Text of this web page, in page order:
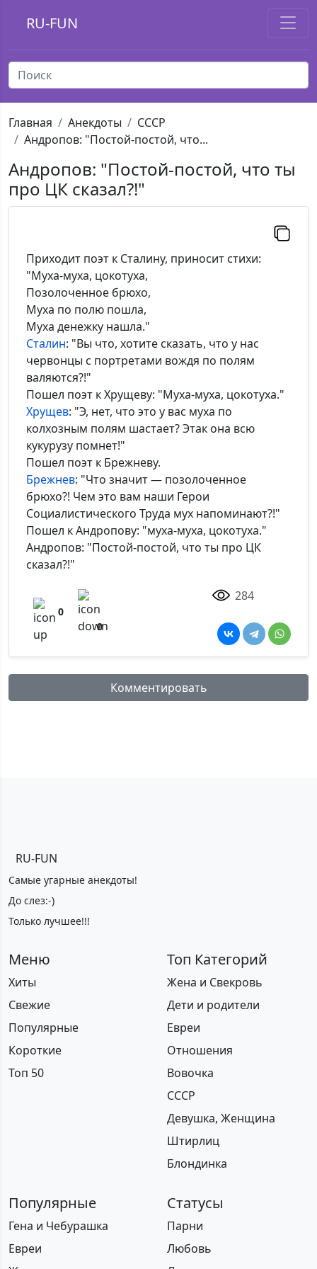
RU-FUN
Главная Анекдоты
СССР
Андропов: "Постой-постой, что...
Андропов: "Постой-постой, что ты
про ЦК сказал?!"
Приходит поэт к Сталину, приносит стихи:
"Муха-муха, цокотуха,
Позолоченное брюхо,
Муха по полю пошла,
Муха денежку нашла."
Сталин: "Вы что, хотите сказать, что у нас
червонцы с портретами вождя по полям
валяются?!"
Пошел поэт к Хрущеву: "Муха-муха, цокотуха."
Хрущев: "Э, нет, что это у вас муха по
колхозным полям шастает? Этак она всю
кукурузу помнет!"
Пошел поэт к Брежневу.
Брежнев: "Что значит — позолоченное
брюхо?! Чем это вам наши Герои
Социалистического Труда мух напоминают?!"
Пошел к Андропову: "муха-муха, цокотуха."
Андропов: "Постой-постой, что ты про ЦК
сказал?!"
0
0
284
Комментировать
RU-FUN
Самые угарные анекдоты!
До слез:-)
Только лучшее!!!
Меню
Хиты
Свежие
Популярные
Короткие
Топ 50
Топ Категорий
Жена и Свекровь
Дети и родители
Евреи
Отношения
Вовочка
СССР
Девушка, Женщина
Штирлиц
Блондинка
Популярные
Гена и Чебурашка
Евреи
Статусы
Парни
Любовь